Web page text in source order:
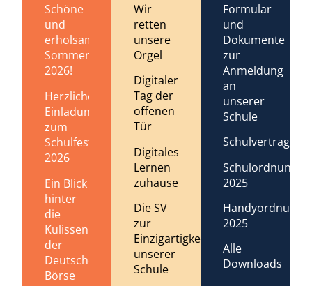
Schöne
und
erholsame
Sommerferien
2026!
Herzliche
Einladung
zum
Schulfest
2026
Ein Blick
hinter
die
Kulissen
der
Deutschen
Börse
Wir
retten
unsere
Orgel
Digitaler
Tag der
offenen
Tür
Digitales
Lernen
zuhause
Die SV
zur
Einzigartigkeit
unserer
Schule
Formular
und
Dokumente
zur
Anmeldung
an
unserer
Schule
Schulvertrag
Schulordnung
2025
Handyordnung
2025
Alle
Downloads